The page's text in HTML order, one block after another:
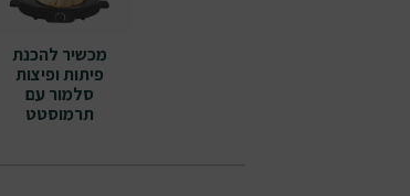
מכשיר להכנת
פיתות ופיצות
סלמור עם
תרמוסטט